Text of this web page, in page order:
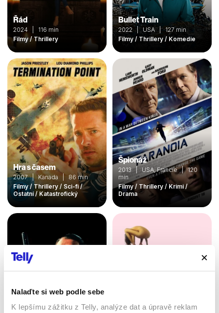
Nalaďte si web podle sebe
K lepšímu zážitku z Telly, analýze dat a úpravě reklam
Řád
2024 | 116 min
Filmy / Thrillery
Bullet Train
2022 | USA | 127 min
Filmy / Thrillery / Komedie
Hra s časem
2007 | Kanada | 86 min
Filmy / Thrillery / Sci-fi /
Ostatní / Katastrofický
Špionáž
2013 | USA, Francie | 120
min
Filmy / Thrillery / Krimi /
Drama